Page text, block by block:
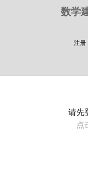
数学
注册
请先
点